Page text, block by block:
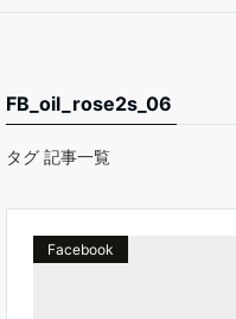
FB_oil_rose2s_06
タグ 記事一覧
Facebook